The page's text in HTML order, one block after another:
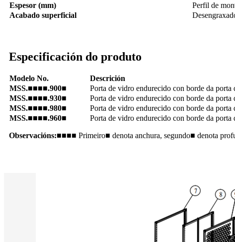
Espesor (mm)
Perfil de
Acabado superficial
Especificación do produto
Modelo No.
Descrición
MSS.■■■■.900■
Porta de vidro endurecido con borde da
MSS.■■■■.930■
Porta de vidro endurecido con borde da
MSS.■■■■.980■
Porta de vidro endurecido con borde da
MSS.■■■■.960■
Porta de vidro endurecido con borde da
Observacións:■■■■ Primeiro■ denota anchura, segundo■ denota